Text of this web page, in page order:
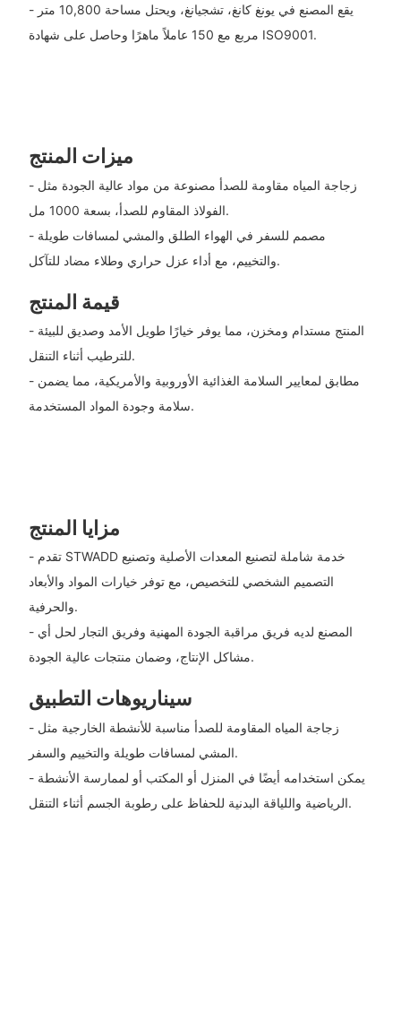
- يقع المصنع في يونغ كانغ، تشجيانغ، ويحتل مساحة 10,800 متر
مربع مع 150 عاملاً ماهرًا وحاصل على شهادة ISO9001.
ميزات المنتج
- زجاجة المياه مقاومة للصدأ مصنوعة من مواد عالية الجودة مثل
الفولاذ المقاوم للصدأ، بسعة 1000 مل.
- مصمم للسفر في الهواء الطلق والمشي لمسافات طويلة
والتخييم، مع أداء عزل حراري وطلاء مضاد للتآكل.
قيمة المنتج
- المنتج مستدام ومخزن، مما يوفر خيارًا طويل الأمد وصديق للبيئة
للترطيب أثناء التنقل.
- مطابق لمعايير السلامة الغذائية الأوروبية والأمريكية، مما يضمن
سلامة وجودة المواد المستخدمة.
مزايا المنتج
- تقدم STWADD خدمة شاملة لتصنيع المعدات الأصلية وتصنيع
التصميم الشخصي للتخصيص، مع توفر خيارات المواد والأبعاد
والحرفية.
- المصنع لديه فريق مراقبة الجودة المهنية وفريق التجار لحل أي
مشاكل الإنتاج، وضمان منتجات عالية الجودة.
سيناريوهات التطبيق
- زجاجة المياه المقاومة للصدأ مناسبة للأنشطة الخارجية مثل
المشي لمسافات طويلة والتخييم والسفر.
- يمكن استخدامه أيضًا في المنزل أو المكتب أو لممارسة الأنشطة
الرياضية واللياقة البدنية للحفاظ على رطوبة الجسم أثناء التنقل.